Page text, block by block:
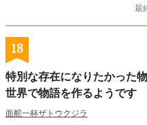
最
18
特別な存在になりたかった
世界で物語を作るようです
面舵一杯ザトウクジラ